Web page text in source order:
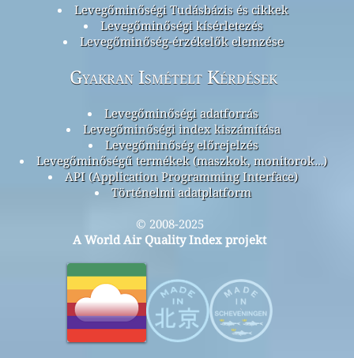
Levegőminőségi Tudásbázis és cikkek
Levegőminőségi kísérletezés
Levegőminőség-érzékelők elemzése
Gyakran Ismételt Kérdések
Levegőminőségi adatforrás
Levegőminőségi index kiszámítása
Levegőminőség előrejelzés
Levegőminőségű termékek (maszkok, monitorok…)
API (Application Programming Interface)
Történelmi adatplatform
© 2008-2025
A World Air Quality Index projekt